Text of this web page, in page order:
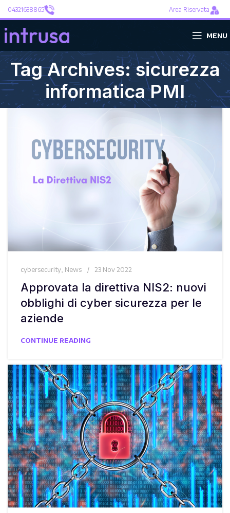
04321638865 Area Riservata
MENU
Tag Archives: sicurezza
informatica PMI
cybersecurity News 23 Nov 2022
Approvata la direttiva NIS2: nuovi
obblighi di cyber sicurezza per le
aziende
CONTINUE READING